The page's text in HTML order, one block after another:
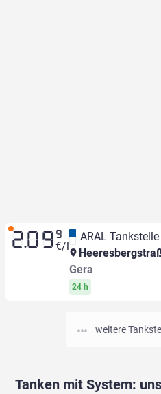
2.09 9
€/l
ARAL Tankstelle
Gera
24 h
weitere
Tanken mit System: